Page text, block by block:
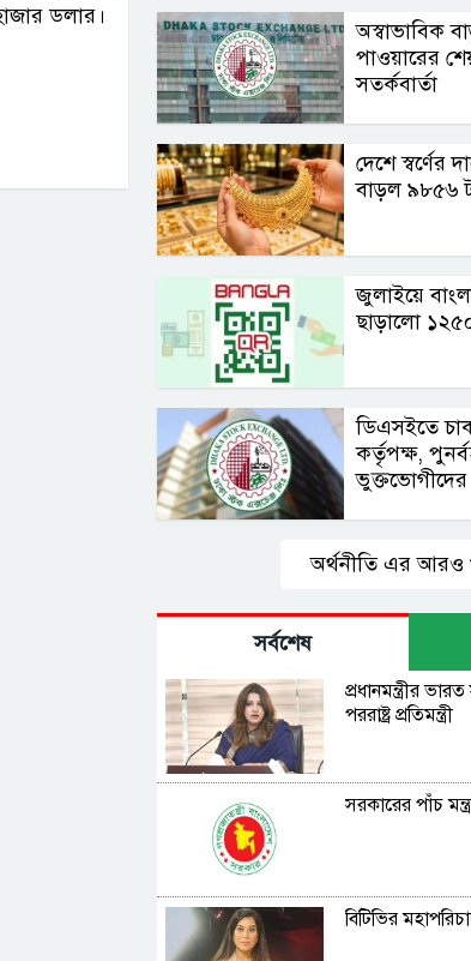
ডলার।
অস্বাভাবিক
পাওয়ারের
সতর্কবার্তা
দেশে স্বর্ণের
বাড়ল ৯৮৫৬
জুলাইয়ে
ছাড়ালো
ডিএসইতে
কর্তৃপক্ষ,
ভুক্তভোগীদের
অর্থনীতি এর আরও
সর্বশেষ
প্রধানমন্ত্রীর
পররাষ্ট্র প্রতিমন্ত্রী
সরকারের পাঁচ
বিটিভির